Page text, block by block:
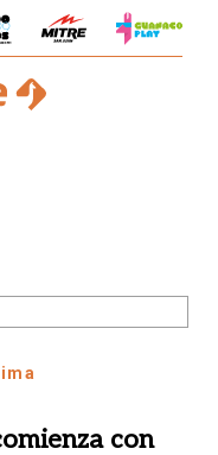
con